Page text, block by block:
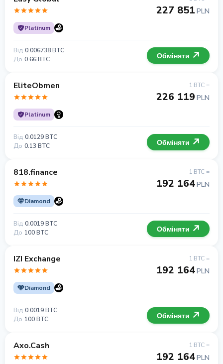
Platinum
227 851 PLN
Від 0.006738 BTC
До 0.66 BTC Обміняти
EliteObmen
Platinum
1 BTC =
226 119 PLN
Від 0.0129 BTC
До 0.13 BTC Обміняти
818.finance
Diamond
1 BTC =
192 164PLN
Від 0.0019 BTC
До 100 BTC Обміняти
IZI Exchange
Diamond
1 BTC =
192 164PLN
Від 0.0019 BTC
До 100 BTC Обміняти
Axo.Cash 1 BTC =
192 164PLN